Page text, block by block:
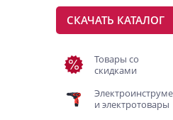
СКАЧАТЬ КАТАЛОГ
Товары со
скидками
и электротовары